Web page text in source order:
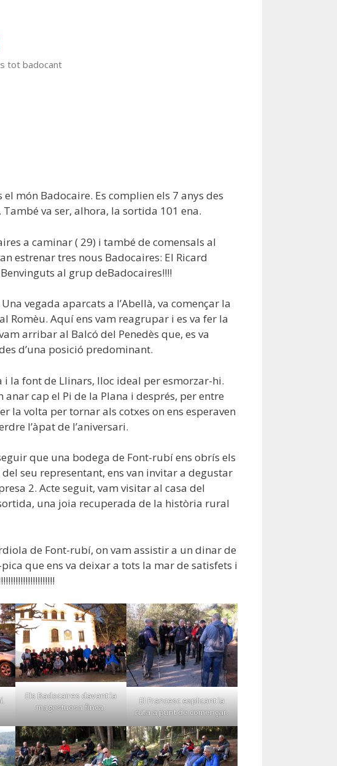
tot badocant
món Badocaire. Es complien els 7 anys des
va ser, alhora, la sortida 101 ena.
a caminar ( 29) i també de comensals al
estrenar tres nous Badocaires: El Ricard
al grup deBadocaires!!!!
vegada aparcats a l’Abellà, va començar la
Romèu. Aquí ens vam reagrupar i es va fer la
arribar al Balcó del Penedès que, es va
d’una posició predominant.
i la font de Llinars, lloc ideal per esmorzar-hi.
cap el Pi de la Plana i després, per entre
la volta per tornar als cotxes on ens esperaven
l’àpat de l’aniversari.
que una bodega de Font-rubí ens obrís els
seu representant, ens van invitar a degustar
2. Acte seguit, vam visitar al casa del
una joia recuperada de la història rural
de Font-rubí, on vam assistir a un dinar de
que ens va deixar a tots la mar de satisfets i
Els Badocaires davant la
magestuosa finca.
El Francesc explicant la
ruta a punt de començar.